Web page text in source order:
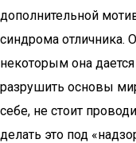
дополнительной
синдрома отличника.
некоторым она
разрушить основы
себе, не стоит
делать это под